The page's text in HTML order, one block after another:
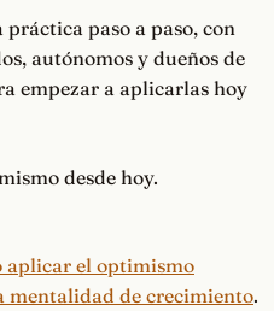
paso a paso, con
autónomos y dueños de
empezar a aplicarlas hoy
desde hoy.
aplicar el optimismo
mentalidad de crecimiento.